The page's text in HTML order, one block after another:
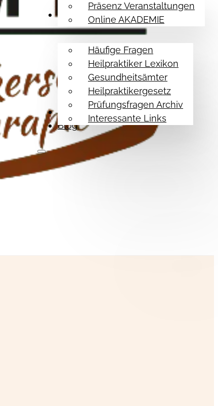
Präsenz Veranstaltungen
Online AKADEMIE
Hilfe Themen
Häufige Fragen
Heilpraktiker Lexikon
Gesundheitsämter
Heilpraktikergesetz
Prüfungsfragen Archiv
Interessante Links
Referenzen
Blog